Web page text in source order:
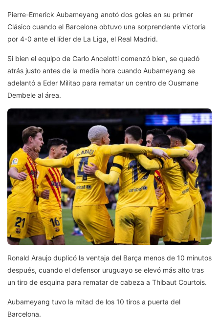
Pierre-Emerick Aubameyang anotó dos goles en su primer
Clásico cuando el Barcelona obtuvo una sorprendente victoria
por 4-0 ante el líder de La Liga, el Real Madrid.
Si bien el equipo de Carlo Ancelotti comenzó bien, se quedó
atrás justo antes de la media hora cuando Aubameyang se
adelantó a Eder Militao para rematar un centro de Ousmane
Dembele al área.
Ronald Araujo duplicó la ventaja del Barça menos de 10 minutos
después, cuando el defensor uruguayo se elevó más alto tras
un tiro de esquina para rematar de cabeza a Thibaut Courtois.
Aubameyang tuvo la mitad de los 10 tiros a puerta del
Barcelona.